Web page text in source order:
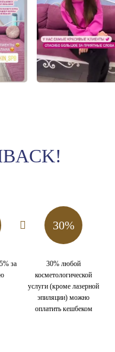
за
30%
30% любой
косметологической
услуги (кроме лазерной
эпиляции) можно
оплатить кешбеком